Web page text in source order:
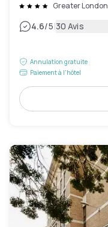
Greater London
4.6/5|30 Avis
Annulation gratuite
Paiement à l'hôtel